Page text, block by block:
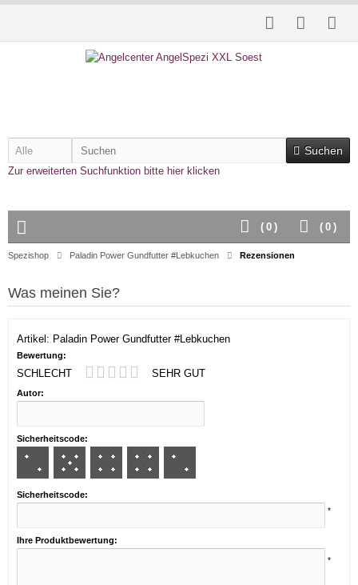
Suchen
Zur erweiterten Suchfunktion bitte hier klicken
( 0 )
( 0 )
Spezishop Paladin Power Gundfutter #Lebkuchen Rezensionen
Was meinen Sie?
Artikel: Paladin Power Gundfutter #Lebkuchen
Bewertung:
SCHLECHT SEHR GUT
Autor:
Sicherheitscode:
Sicherheitscode:
*
Ihre Produktbewertung:
*